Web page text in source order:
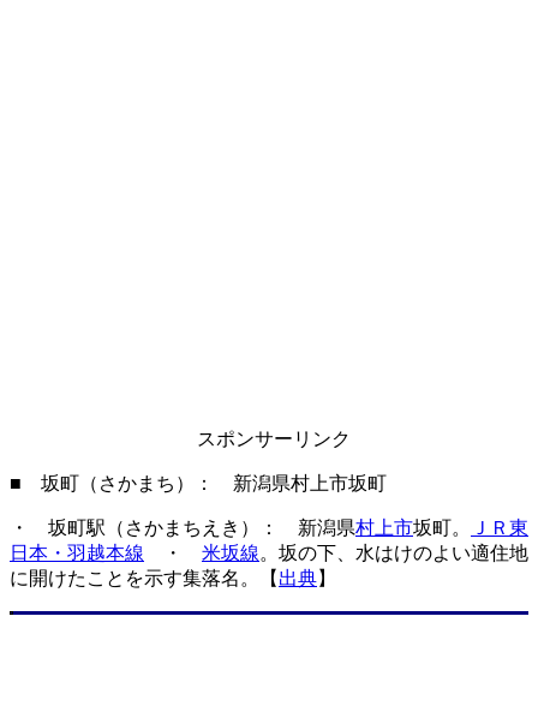
スポンサーリンク
■ 坂町（さかまち）： 新潟県村上市坂町
・ 坂町駅（さかまちえき）： 新潟県村上市坂町。
ＪＲ東
日本・羽越本線 ・ 米坂線。坂の下、水はけのよい適住地
に開けたことを示す集落名。【 出典】